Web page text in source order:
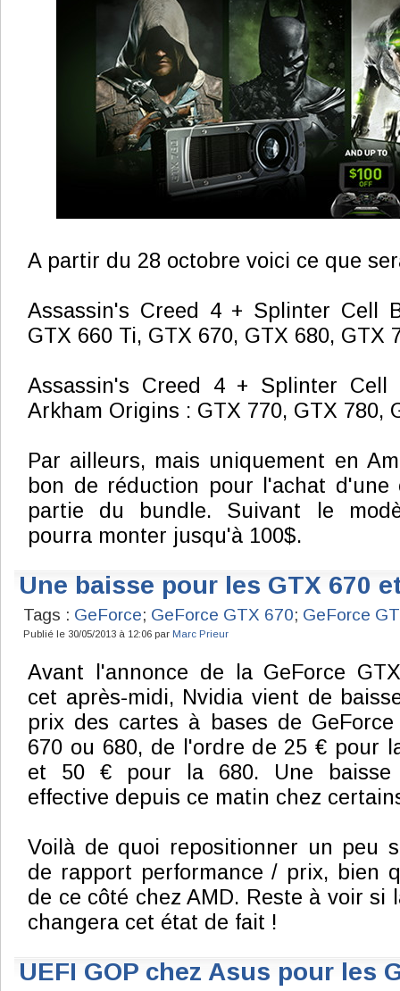
A partir du 28 octobre voici ce que
Assassin's Creed 4 + Splinter Cell
GTX 660 Ti, GTX 670, GTX 680, GTX
Assassin's Creed 4 + Splinter Cell
Arkham Origins : GTX 770, GTX 780,
Par ailleurs, mais uniquement en
bon de réduction pour l'achat d'une
partie du bundle. Suivant le
pourra monter jusqu'à 100$.
Une baisse pour les GTX 670
Tags : GeForce; GeForce GTX 670; GeForce
Publié le 30/05/2013 à 12:06 par Marc Prieur
Avant l'annonce de la GeForce
cet après-midi, Nvidia vient de
prix des cartes à bases de GeForce
670 ou 680, de l'ordre de 25 € pour
et 50 € pour la 680. Une baisse
effective depuis ce matin chez
Voilà de quoi repositionner un peu
de rapport performance / prix, bien
de ce côté chez AMD. Reste à voir si
changera cet état de fait !
UEFI GOP chez Asus pour les